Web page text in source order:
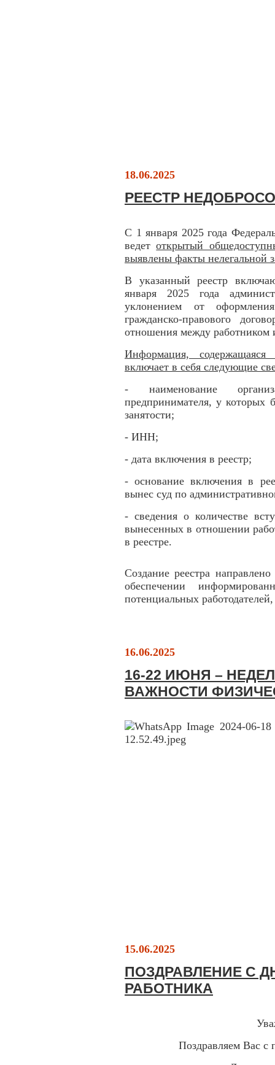
18.06.2025
РЕЕСТР
С 1 января 2025 года
ведетоткрытый
выявлены факты нелегальной
В указанный реестр
января 2025 года
уклонением от
гражданско-правового
отношения между работником
Информация,
включает в себя следующие
- наименование
предпринимателя, у которых
занятости;
- ИНН;
- дата включения в реестр;
- основание включения в
вынес суд по
- сведения о количестве
вынесенных в отношении
в реестре.
Создание реестра
обеспечении
потенциальных
16.06.2025
16-22 ИЮНЯ –
ВАЖНОСТИ
15.06.2025
ПОЗДРАВЛЕНИЕ С
РАБОТНИКА
Поздравляем Вас с